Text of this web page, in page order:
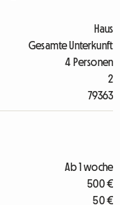
Haus
Gesamte Unterkunft
4 Personen
2
79363
Ab 1 woche
500 €
50 €